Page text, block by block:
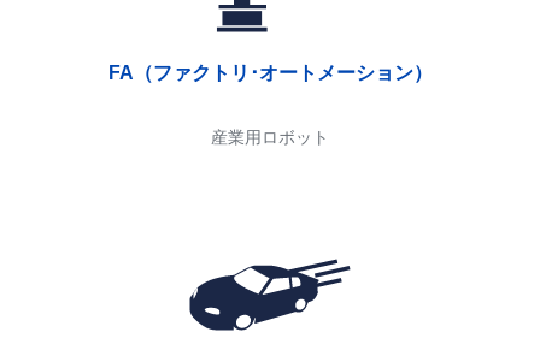
FA（ファクトリ･オートメーション）
産業用ロボット